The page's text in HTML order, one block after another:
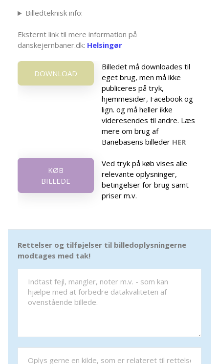
Billedteknisk info:
Eksternt link til mere information på
danskejernbaner.dk: Helsingør
DOWNLOAD
Billedet må downloades til
eget brug, men må ikke
publiceres på tryk,
hjemmesider, Facebook og
lign. og må heller ikke
videresendes til andre. Læs
mere om brug af
Banebasens billeder HER
KØB
BILLEDE
Ved tryk på køb vises alle
relevante oplysninger,
betingelser for brug samt
priser m.v.
Rettelser og tilføjelser til billedoplysningerne
modtages med tak!